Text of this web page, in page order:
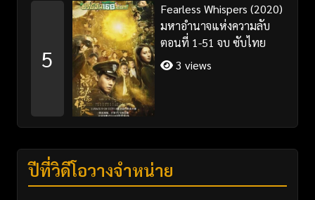
5
Fearless Whispers (2020)
มหาอำนาจแห่งความลับ
ตอนที่ 1-51 จบ ซับไทย
3 views
ปีที่วิดีโอวางจำหน่าย